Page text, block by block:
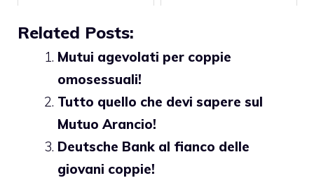
Related Posts:
Mutui agevolati per coppie
omosessuali!
Tutto quello che devi sapere sul
Mutuo Arancio!
Deutsche Bank al fianco delle
giovani coppie!